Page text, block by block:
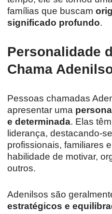
famílias que buscam
significado profundo.
Personalidade
Chama
Pessoas chamadas
apresentar uma
e determinada. Elas
liderança, destacando-
profissionais, familiares
habilidade de motivar,
outros.
Adenilsos são
estratégicos e